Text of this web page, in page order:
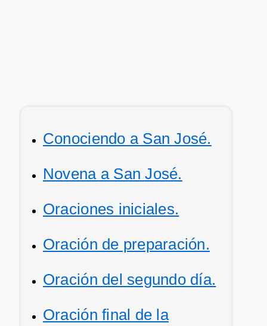
Conociendo a San José.
Novena a San José.
Oraciones iniciales.
Oración de preparación.
Oración del segundo día.
Oración final de la